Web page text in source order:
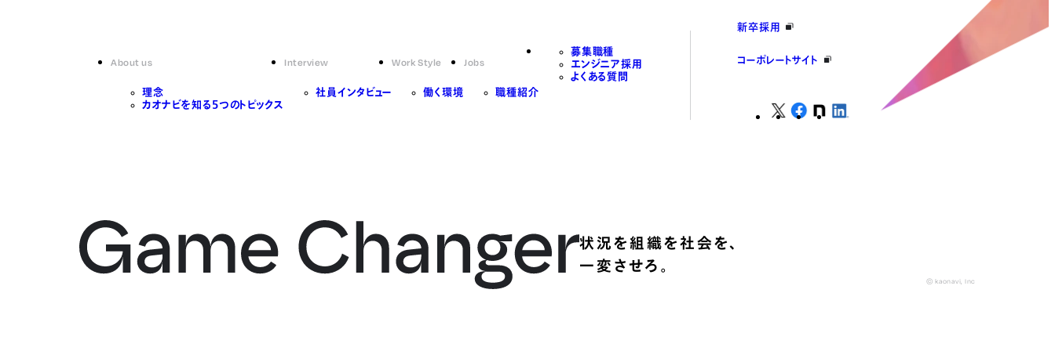
About us
理念
カオナビを知る5つのトピックス
Interview
社員インタビュー
Work Style
働く環境
Jobs
職種紹介
募集職種
エンジニア採用
よくある質問
新卒採用
コーポレートサイト
状況を組織を社会を、
一変させろ。
© kaonavi, Inc